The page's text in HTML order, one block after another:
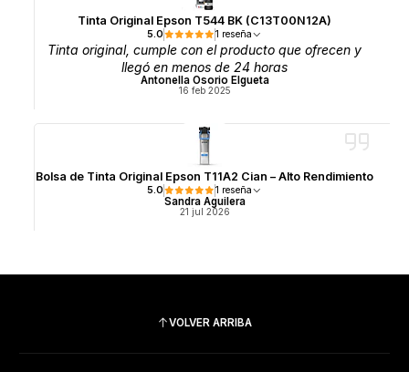
Tinta Original Epson T544 BK (C13T00N12A)
5.0 1 reseña
Tinta original, cumple con el producto que ofrecen y
llegó en menos de 24 horas
Antonella Osorio Elgueta
16 feb 2025
Bolsa de Tinta Original Epson T11A2 Cian – Alto Rendimiento
5.0 1 reseña
Sandra Aguilera
21 jul 2026
VOLVER ARRIBA